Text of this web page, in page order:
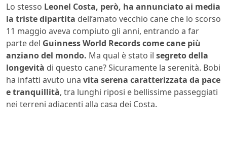
Lo stesso Leonel Costa, però, ha annunciato ai media
la triste dipartita dell’amato vecchio cane che lo scorso
11 maggio aveva compiuto gli anni, entrando a far
parte del Guinness World Records come cane più
anziano del mondo. Ma qual è stato il segreto della
longevità di questo cane? Sicuramente la serenità. Bobi
ha infatti avuto una vita serena caratterizzata da pace
e tranquillità, tra lunghi riposi e bellissime passeggiati
nei terreni adiacenti alla casa dei Costa.